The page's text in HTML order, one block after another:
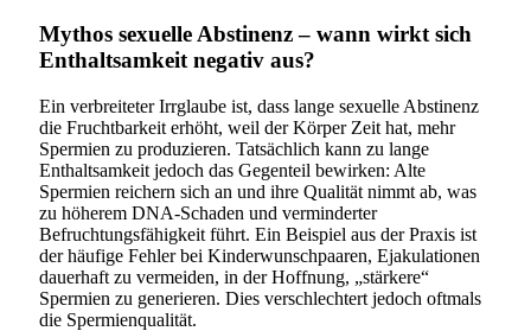
Mythos sexuelle Abstinenz – wann wirkt sich
Enthaltsamkeit negativ aus?
Ein verbreiteter Irrglaube ist, dass lange sexuelle Abstinenz
die Fruchtbarkeit erhöht, weil der Körper Zeit hat, mehr
Spermien zu produzieren. Tatsächlich kann zu lange
Enthaltsamkeit jedoch das Gegenteil bewirken: Alte
Spermien reichern sich an und ihre Qualität nimmt ab, was
zu höherem DNA-Schaden und verminderter
Befruchtungsfähigkeit führt. Ein Beispiel aus der Praxis ist
der häufige Fehler bei Kinderwunschpaaren, Ejakulationen
dauerhaft zu vermeiden, in der Hoffnung, „stärkere“
Spermien zu generieren. Dies verschlechtert jedoch oftmals
die Spermienqualität.